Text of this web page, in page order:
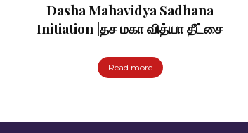
Dasha Mahavidya Sadhana
Initiation |தச மகா வித்யா தீட்சை
Read more